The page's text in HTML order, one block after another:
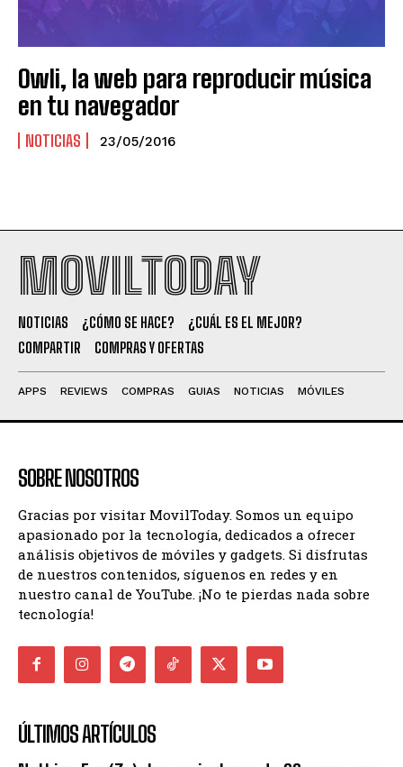
Owli, la web para reproducir música
en tu navegador
NOTICIAS 23/05/2016
MOVILTODAY
NOTICIAS ¿CÓMO SE HACE?
¿CUÁL ES EL MEJOR?
COMPARTIR
COMPRAS Y OFERTAS
APPS REVIEWS COMPRAS GUIAS NOTICIAS MÓVILES
SOBRE NOSOTROS
Gracias por visitar MovilToday. Somos un equipo
apasionado por la tecnología, dedicados a ofrecer
análisis objetivos de móviles y gadgets. Si disfrutas
de nuestros contenidos, síguenos en redes y en
nuestro canal de YouTube. ¡No te pierdas nada sobre
tecnología!
ÚLTIMOS ARTÍCULOS